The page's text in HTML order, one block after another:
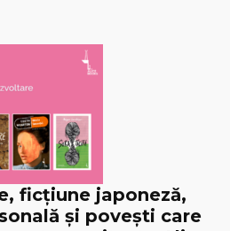
ficțiune japoneză,
și povești care